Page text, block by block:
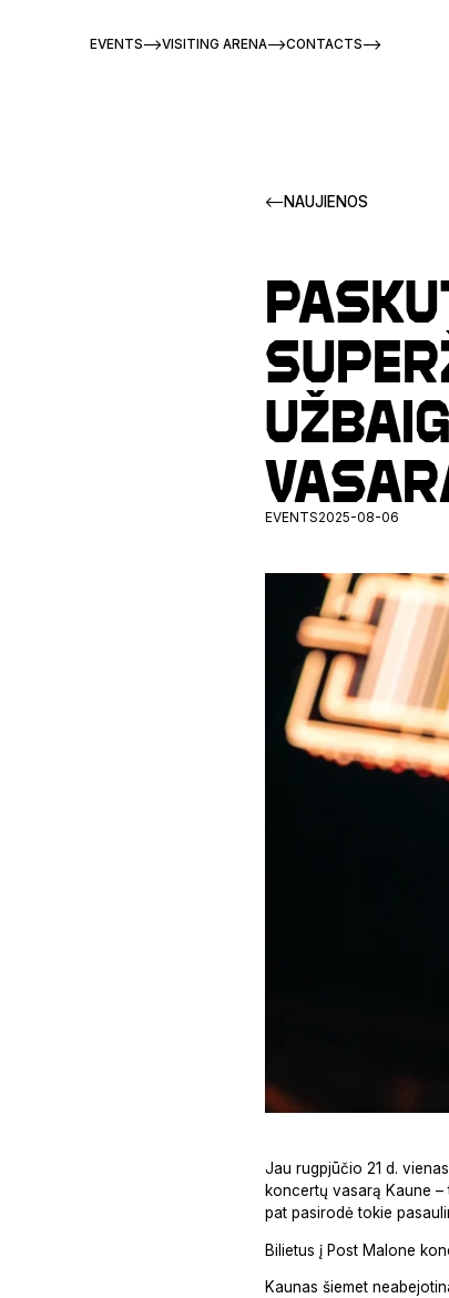
EVENTS VISITING ARENA CONTACTS
NAUJIENOS
EVENTS2025-08-06
Jau rugpjūčio 21 d.
koncertų vasarą Kaune
pat pasirodė tokie
Bilietus į Post Malone
Kaunas šiemet